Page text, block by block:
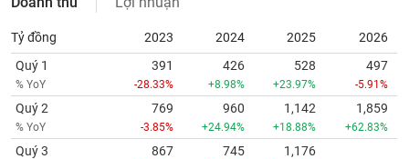
Tỷ đồng 2023 2024 2025
2026
Quý 1
% YoY
391
-28.33%
426
+8.98%
528
+23.97%
497
-5.91%
Quý 2
% YoY
769
-3.85%
960
+24.94%
1,142
+18.88%
1,859
+62.83%
Quý 3 867 745 1,176